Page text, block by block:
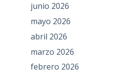
junio 2026
mayo 2026
abril 2026
marzo 2026
febrero 2026